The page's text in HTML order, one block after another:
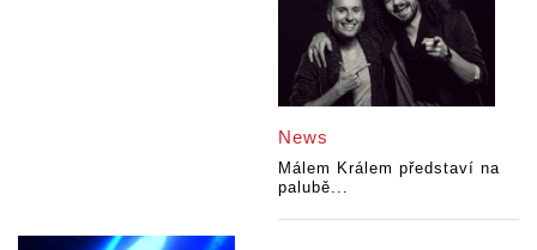
News
Málem Králem představí na
palubě...